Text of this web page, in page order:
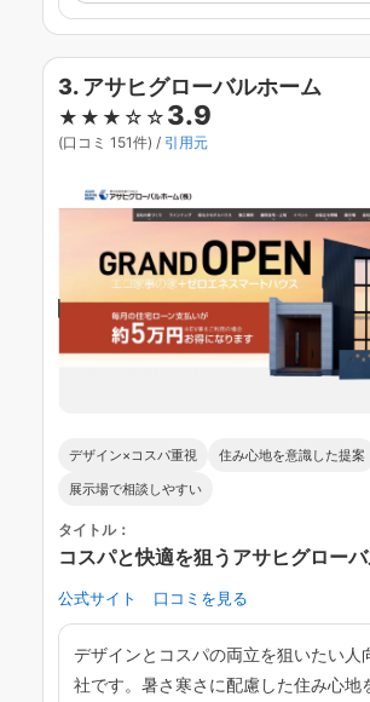
3. アサヒグローバルホーム
★★★☆☆ 3.9
(口コミ 151件) / 引用元
デザイン×コスパ重視
住み心地を意識した提案
展示場で相談しやすい
タイトル：
コスパと快適を狙うアサヒグロー
公式サイト 口コミを見る
デザインとコスパの両立を狙いたい人
社です。暑さ寒さに配慮した住み心地